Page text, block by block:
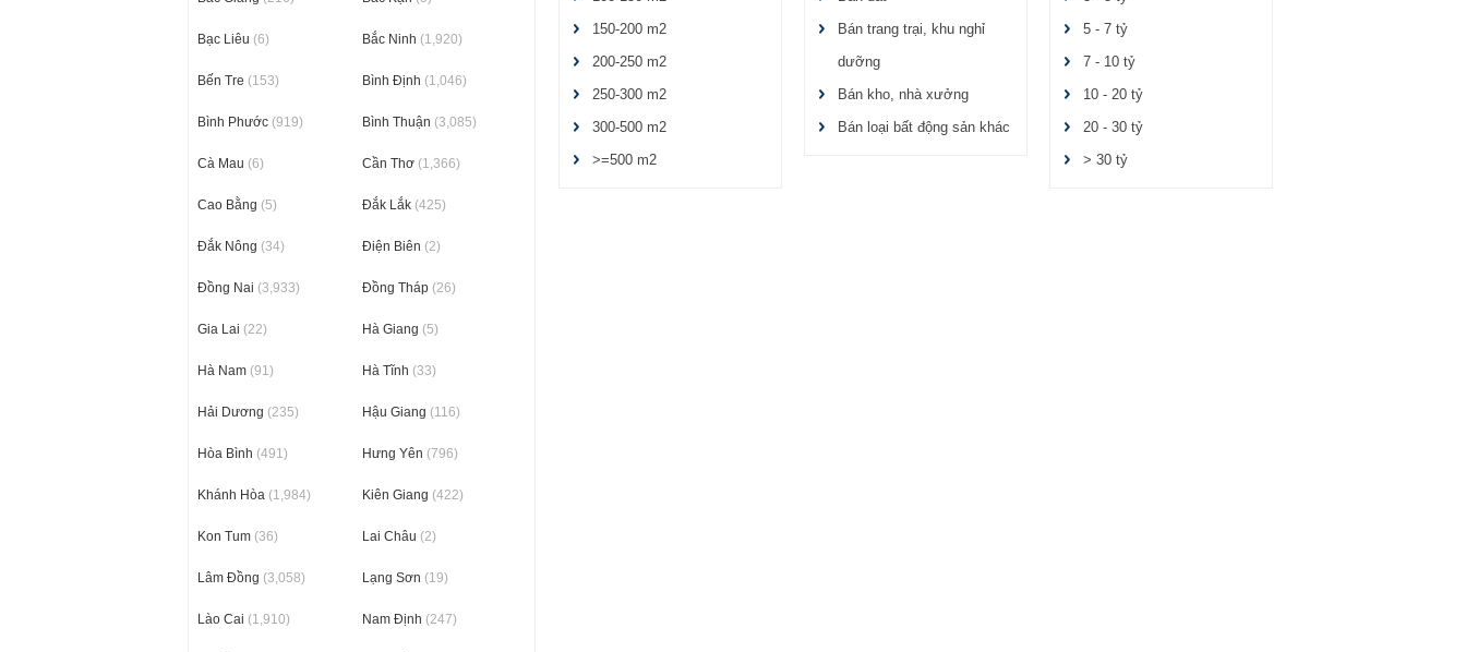
Bạc Liêu (6) Bắc Ninh (1,920)
Bến Tre (153) Bình Định (1,046)
Bình Phước (919) Bình Thuận (3,085)
Cà Mau (6) Cần Thơ (1,366)
Cao Bằng (5) Đắk Lắk (425)
Đắk Nông (34) Điện Biên (2)
Đồng Nai (3,933) Đồng Tháp (26)
Gia Lai (22) Hà Giang (5)
Hà Nam (91) Hà Tĩnh (33)
Hải Dương (235) Hậu Giang (116)
Hòa Bình (491) Hưng Yên (796)
Khánh Hòa (1,984) Kiên Giang (422)
Kon Tum (36) Lai Châu (2)
Lâm Đồng (3,058) Lạng Sơn (19)
Lào Cai (1,910) Nam Định (247)
150-200 m2
200-250 m2
250-300 m2
300-500 m2
>=500 m2
Bán trang trại, khu nghỉ
dưỡng
Bán kho, nhà xưởng
Bán loại bất động sản khác
5 - 7 tỷ
7 - 10 tỷ
10 - 20 tỷ
20 - 30 tỷ
> 30 tỷ